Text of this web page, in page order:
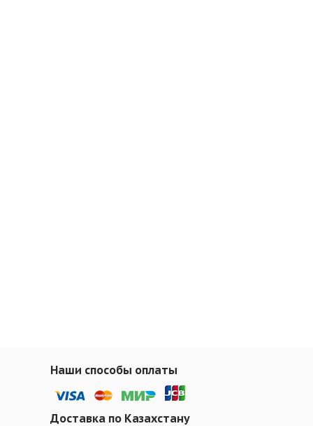
Наши способы оплаты
Доставка по Казахстану